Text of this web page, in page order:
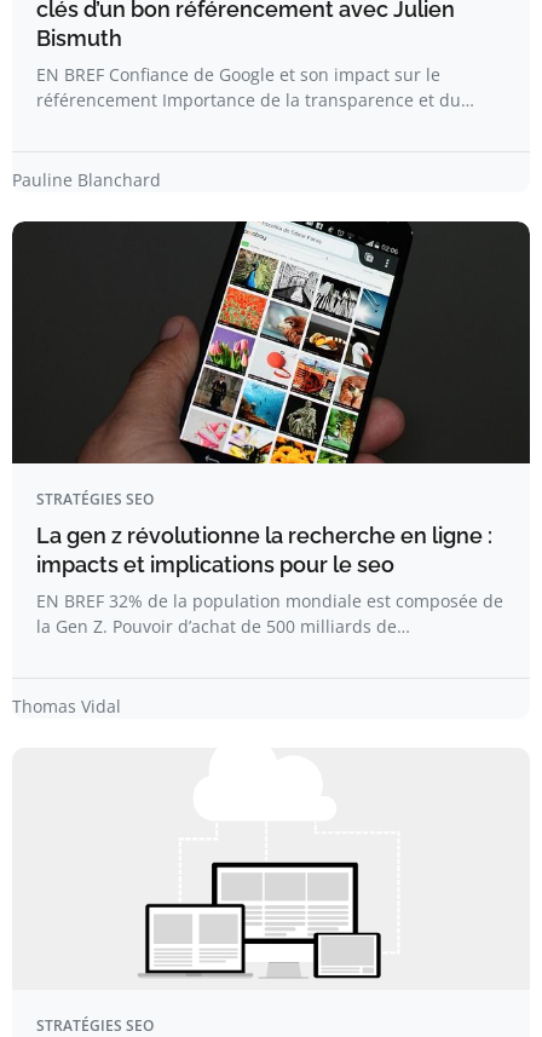
clés d’un bon référencement avec Julien
Bismuth
EN BREF Confiance de Google et son impact sur le
référencement Importance de la transparence et du…
Pauline Blanchard
STRATÉGIES SEO
La gen z révolutionne la recherche en ligne :
impacts et implications pour le seo
EN BREF 32% de la population mondiale est composée de
la Gen Z. Pouvoir d’achat de 500 milliards de…
Thomas Vidal
STRATÉGIES SEO